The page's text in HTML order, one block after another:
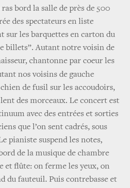
bord la salle de près de 500
des spectateurs en liste
sur les barquettes en carton du
billets”. Autant notre voisin de
chantonne par coeur les
nos voisins de gauche
de fusil sur les accoudoirs,
des morceaux. Le concert est
avec des entrées et sorties
que l’on sent cadrés, sous
pianiste suspend les notes,
de la musique de chambre
et flûte: on ferme les yeux, on
du fauteuil. Puis contrebasse et